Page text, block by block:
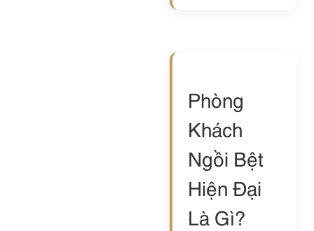
Phòng
Khách
Ngồi Bệt
Hiện Đại
Là Gì?